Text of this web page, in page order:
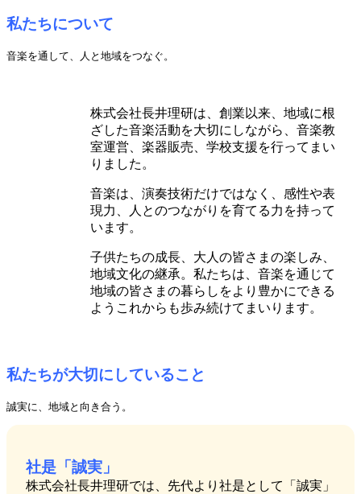
私たちについて
音楽を通して、人と地域をつなぐ。
株式会社長井理研は、創業以来、地域に根
ざした音楽活動を大切にしながら、音楽教
室運営、楽器販売、学校支援を行ってまい
りました。
音楽は、演奏技術だけではなく、感性や表
現力、人とのつながりを育てる力を持って
います。
子供たちの成長、大人の皆さまの楽しみ、
地域文化の継承。私たちは、音楽を通じて
地域の皆さまの暮らしをより豊かにできる
ようこれからも歩み続けてまいります。
私たちが大切にしていること
誠実に、地域と向き合う。
社是「誠実」
株式会社長井理研では、先代より社是として「誠実」